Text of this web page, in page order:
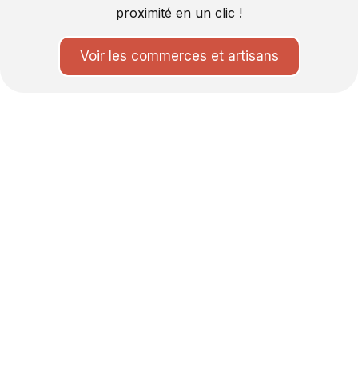
proximité en un clic !
Voir les commerces et artisans